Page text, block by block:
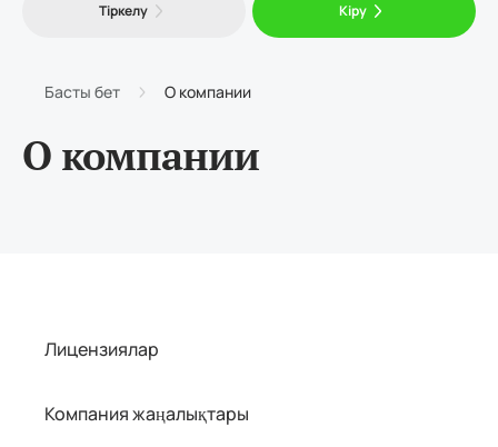
Тіркелу Кіру
Басты бет О компании
О компании
Лицензиялар
Компания жаңалықтары